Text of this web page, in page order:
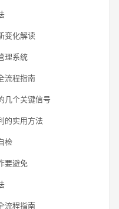
变化解读
理系统
流程指南
几个关键信号
的实用方法
检
要避免
流程指南